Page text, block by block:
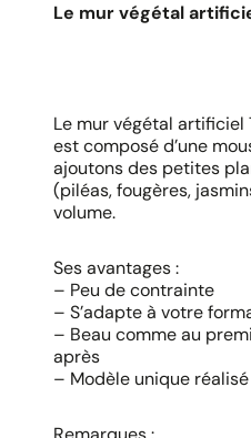
Le mur végétal
Le mur végétal artificiel
est composé d’une
ajoutons des petites
(piléas, fougères,
volume.
Ses avantages :
– Peu de contrainte
– S’adapte à votre
– Beau comme au
après
– Modèle unique